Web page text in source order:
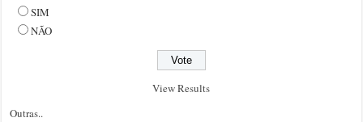
SIM
NÃO
View Results
Outras..